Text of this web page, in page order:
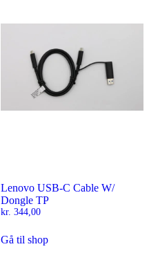
Lenovo USB-C Cable W/
Dongle TP
kr. 344,00
Gå til shop